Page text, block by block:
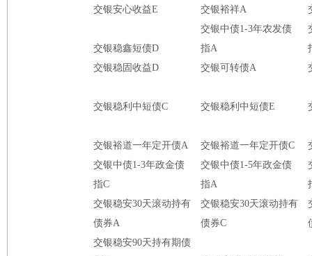
交银安心收益E
交银裕祥A
交银稳鑫短债D
交银中债1-3年农发债
指A
交银稳固收益D
交银可转债A
交银稳利中短债C 交银稳利中短债E
交银裕道一年定开债A 交银裕道一年定开债C
交银中债1-3年政金债
指C
交银中债1-5年政金债
指A
交银稳安30天滚动持有
债券A
交银稳安30天滚动持有
债券C
交银稳安90天持有期债